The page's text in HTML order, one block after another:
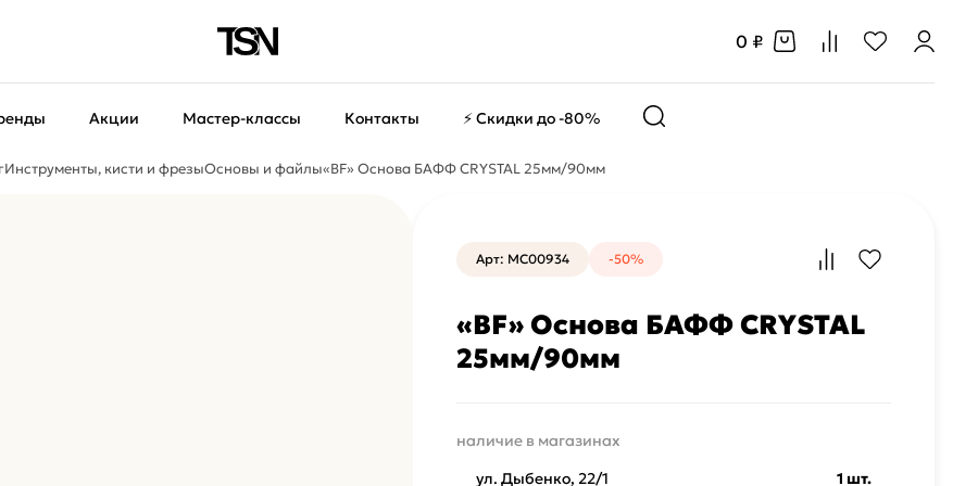
0 ₽
Акции Мастер-классы Контакты ⚡ Скидки до -80%
Инструменты, кисти и фрезыОсновы и файлы«BF» Основа БАФФ CRYSTAL 25мм/90мм
Арт: MC00934 -50%
«BF» Основа БАФФ CRYSTAL
25мм/90мм
наличие в магазинах
ул. Дыбенко, 22/1
1 шт.